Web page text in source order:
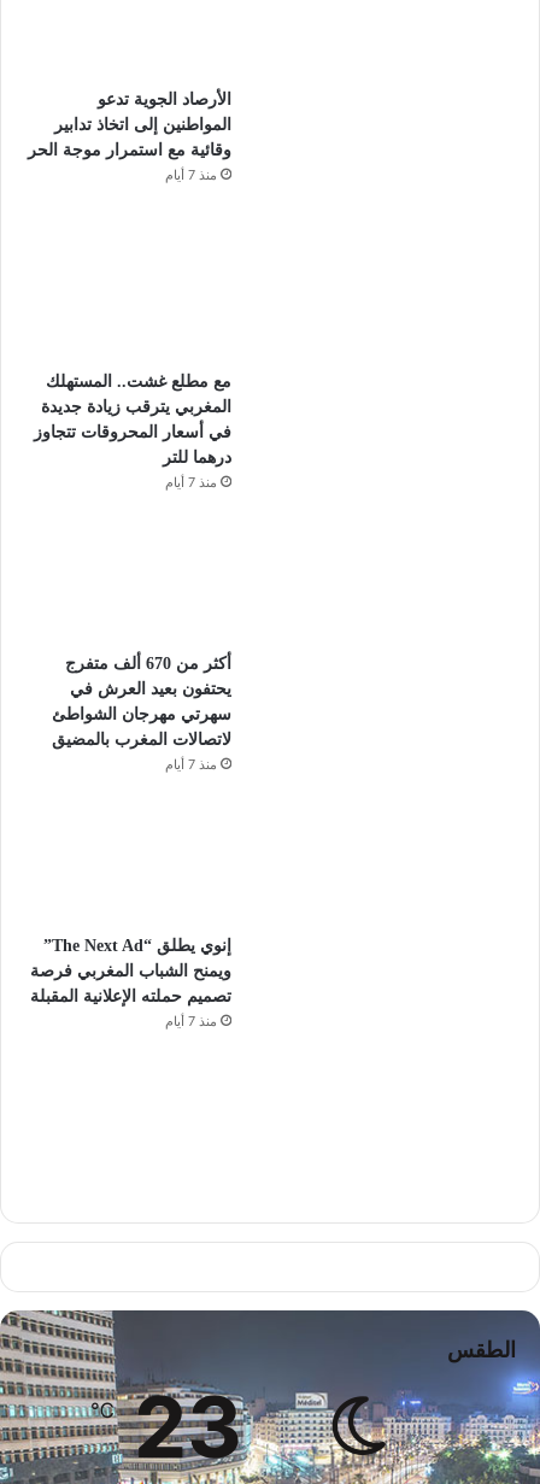
الأرصاد الجوية تدعو
المواطنين إلى اتخاذ تدابير
وقائية مع استمرار موجة الحر
منذ 7 أيام
مع مطلع غشت.. المستهلك
المغربي يترقب زيادة جديدة
في أسعار المحروقات تتجاوز
درهما للتر
منذ 7 أيام
أكثر من 670 ألف متفرج
يحتفون بعيد العرش في
سهرتي مهرجان الشواطئ
لاتصالات المغرب بالمضيق
منذ 7 أيام
إنوي يطلق “The Next Ad”
ويمنح الشباب المغربي فرصة
تصميم حملته الإعلانية المقبلة
منذ 7 أيام
الطقس
23
℃